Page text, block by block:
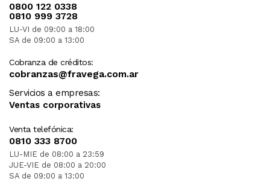
0800 122 0338
0810 999 3728
LU-VI de 09:00 a 18:00
SA de 09:00 a 13:00
Cobranza de créditos:
cobranzas@fravega.com.ar
Servicios a empresas:
Ventas corporativas
Venta telefónica:
0810 333 8700
LU-MIE de 08:00 a 23:59
JUE-VIE de 08:00 a 20:00
SA de 09:00 a 13:00